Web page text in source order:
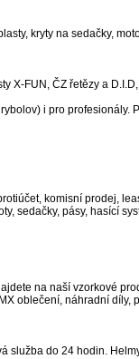
kryty na sedačky,
X-FUN, ČZ řetězy a
i pro profesionály.
komisní prodej,
sedačky, pásy, hasící
na naší vzorkové
oblečení, náhradní díly,
do 24 hodin.